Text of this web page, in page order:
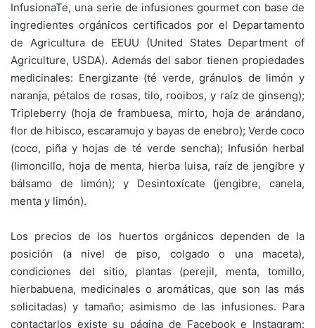
InfusionaTe, una serie de infusiones gourmet con base de
ingredientes orgánicos certificados por el Departamento
de Agricultura de EEUU (United States Department of
Agriculture, USDA). Además del sabor tienen propiedades
medicinales: Energizante (té verde, gránulos de limón y
naranja, pétalos de rosas, tilo, rooibos, y raíz de ginseng);
Tripleberry (hoja de frambuesa, mirto, hoja de arándano,
flor de hibisco, escaramujo y bayas de enebro); Verde coco
(coco, piña y hojas de té verde sencha); Infusión herbal
(limoncillo, hoja de menta, hierba luisa, raíz de jengibre y
bálsamo de limón); y Desintoxícate (jengibre, canela,
menta y limón).
Los precios de los huertos orgánicos dependen de la
posición (a nivel de piso, colgado o una maceta),
condiciones del sitio, plantas (perejil, menta, tomillo,
hierbabuena, medicinales o aromáticas, que son las más
solicitadas) y tamaño; asimismo de las infusiones. Para
contactarlos existe su página de Facebook e Instagram: